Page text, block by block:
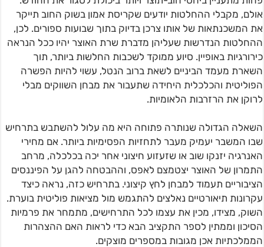
אולם, מקבלי ההחלטות יודעים שקריסת אמון בשוק החוב תייקר
את המשכנתאות של אותו צרכן בדיוק בתוך שבועות ספורים. לכן,
ההחלטות הנדרשות שעליהן מדברת שרת האוצר יהיו ככל הנראה
כירורגיות באופיין. סיוע ממוקד לשכבות החלשות ביותר, תוך
השארת מעמד הביניים לשאת ברוב הנטל, עשוי להיות הפשרה
הפוליטית והכלכלית היחידה שתעבור את מבחן השווקים מבלי
לרוקן את הרזרבות הלאומיות.
השאלה הגדולה שנותרה פתוחה היא מה עלול להשתבש בתרחיש
שבו המשבר יעמיק מעבר לתחזיות הפסימיות ביותר. אם מחירי
האנרגיה יזנקו שוב או שזעזוע חיצוני אחר יכה בכלכלה, מרחב
התמרון של האוצר יצטמצם לאפס, וההבטחה להגן על הפיננסים
הציבוריים תעמוד למבחן לחץ קיצוני. בתרחיש כזה, נראה כיצד
עקרונות תיאורטיים נאלצים להתגמש מול מציאות פוליטית בוערת.
השוק, מצידו, מכין את עצמו לכל התרחישים, מתמחר את פרמיות
הסיכון וממתין לספר התקציב הבא כדי לראות האם ההצהרות
הממלכתיות אכן מגובות במספרים מוצקים.